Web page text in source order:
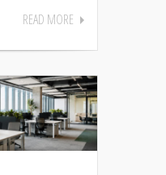
READ MORE